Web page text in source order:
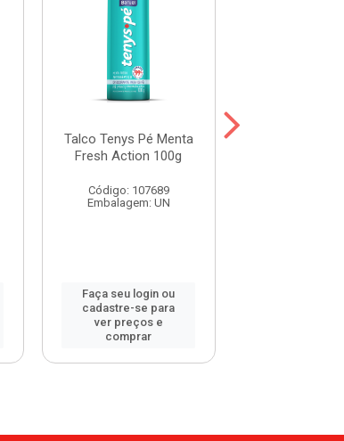
Talco Tenys Pé Menta
Fresh Action 100g
Código: 107689
Embalagem: UN
Faça seu login ou
cadastre-se para
ver preços e
comprar